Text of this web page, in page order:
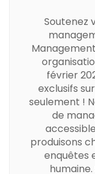
Soutenez
février
exclusifs
seulement !
de
produisons
enquêtes